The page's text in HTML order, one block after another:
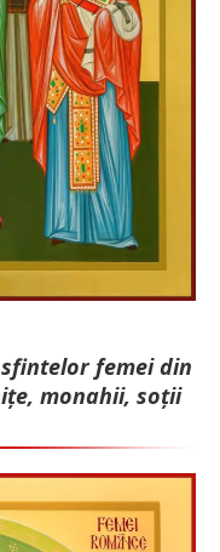
femei din
monahii, soții